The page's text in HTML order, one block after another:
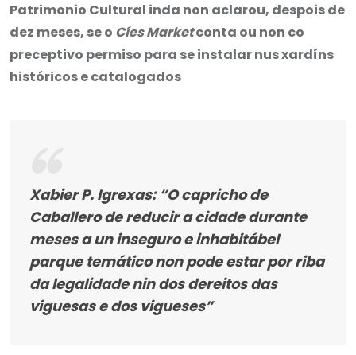
Patrimonio Cultural inda non aclarou, despois de
dez meses, se o Cíes Marketconta ou non co
preceptivo permiso para se instalar nus xardíns
históricos e catalogados
Xabier P. Igrexas: “O capricho de
Caballero de reducir a cidade durante
meses a un inseguro e inhabitábel
parque temático non pode estar por riba
da legalidade nin dos dereitos das
viguesas e dos vigueses”